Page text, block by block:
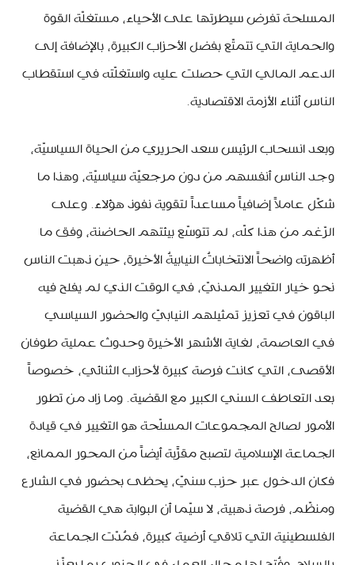
المسلحة تفرض سيطرتها على الأحياء، مستغلّة القوة
والحماية التي تتمتّع بفضل الأحزاب الكبيرة، بالإضافة إلى
الدعم المالي التي حصلت عليه واستغلّته في استقطاب
الناس أثناء الأزمة الاقتصادية.
وبعد انسحاب الرئيس سعد الحريري من الحياة السياسيّة،
وجد الناس أنفسهم من دون مرجعيّة سياسيّة، وهذا ما
شكّل عاملاً إضافياً مساعداً لتقوية نفوذ هؤلاء. وعلى
الرّغم من هذا كلّه، لم تتوسّع بيئتهم الحاضنة، وفق ما
أظهرته واضحاً الانتخاباتُ النيابيةُ الأخيرة، حين ذهبت الناس
نحو خيار التغيير المدنيّ، في الوقت الذي لم يفلح فيه
الباقون في تعزيز تمثيلهم النيابيّ والحضور السياسي
في العاصمة، لغاية الأشهر الأخيرة وحدوث عملية طوفان
الأقصى، التي كانت فرصة كبيرة لأحزاب الثنائي، خصوصاً
بعد التعاطف السني الكبير مع القضية. وما زاد من تطور
الأمور لصالح المجموعات المسلّحة هو التغيير في قيادة
الجماعة الإسلامية لتصبح مقرَّبة أيضاً من المحور الممانع،
فكان الدخول عبر حزب سنيّ، يحظى بحضور في الشارع
ومنظّم، فرصة ذهبية، لا سيّما أن البوابة هي القضية
الفلسطينية التي تلاقي أرضية كبيرة، فمُدّت الجماعة